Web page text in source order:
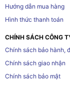
Hướng dẫn mua hàng
Hình thức thanh toán
CHÍNH SÁCH CÔNG
Chính sách bảo hành,
Chính sách giao nhận
Chính sách bảo mật